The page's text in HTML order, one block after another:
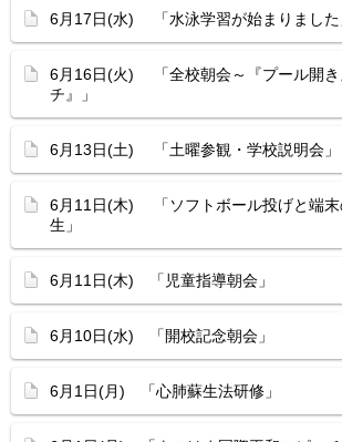
6月17日(水) 「水泳学習が始まりました
6月16日(火) 「全校朝会～『プール開き
チ』」
6月13日(土) 「土曜参観・学校説明会」
6月11日(木) 「ソフトボール投げと端末
生」
6月11日(木) 「児童指導朝会」
6月10日(水) 「開校記念朝会」
6月1日(月) 「心肺蘇生法研修」